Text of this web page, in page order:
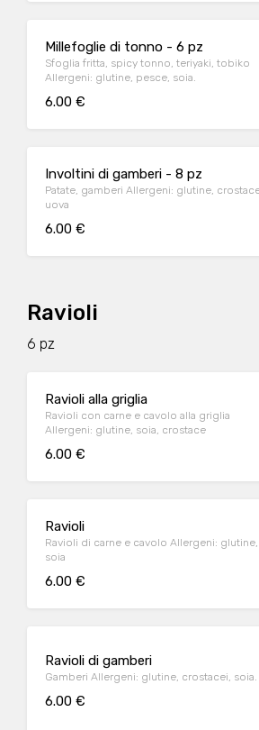
Millefoglie di tonno - 6 pz
Sfoglia fritta, spicy tonno, teriyaki, tobiko
Allergeni: glutine, pesce, soia.
6.00 €
Involtini di gamberi - 8 pz
Patate, gamberi Allergeni: glutine, crostacei,
uova
6.00 €
Ravioli
6 pz
Ravioli alla griglia
Ravioli con carne e cavolo alla griglia
Allergeni: glutine, soia, crostace
6.00 €
Ravioli
Ravioli di carne e cavolo Allergeni: glutine,
soia
6.00 €
Ravioli di gamberi
Gamberi Allergeni: glutine, crostacei, soia.
6.00 €